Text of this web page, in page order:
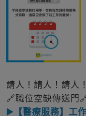
請人！請人！請人！
🔗職位空缺傳送門
▶️【醫療服務】工